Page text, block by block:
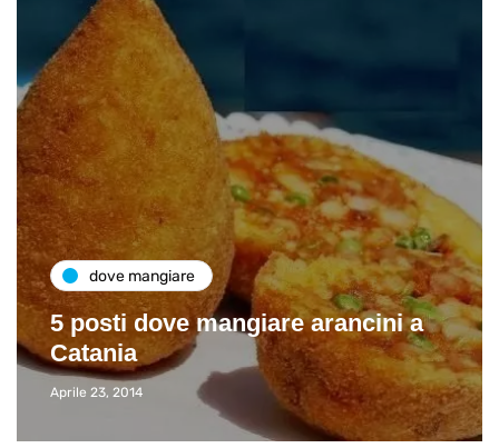
dove mangiare
5 posti dove mangiare arancini a
Catania
Aprile 23, 2014